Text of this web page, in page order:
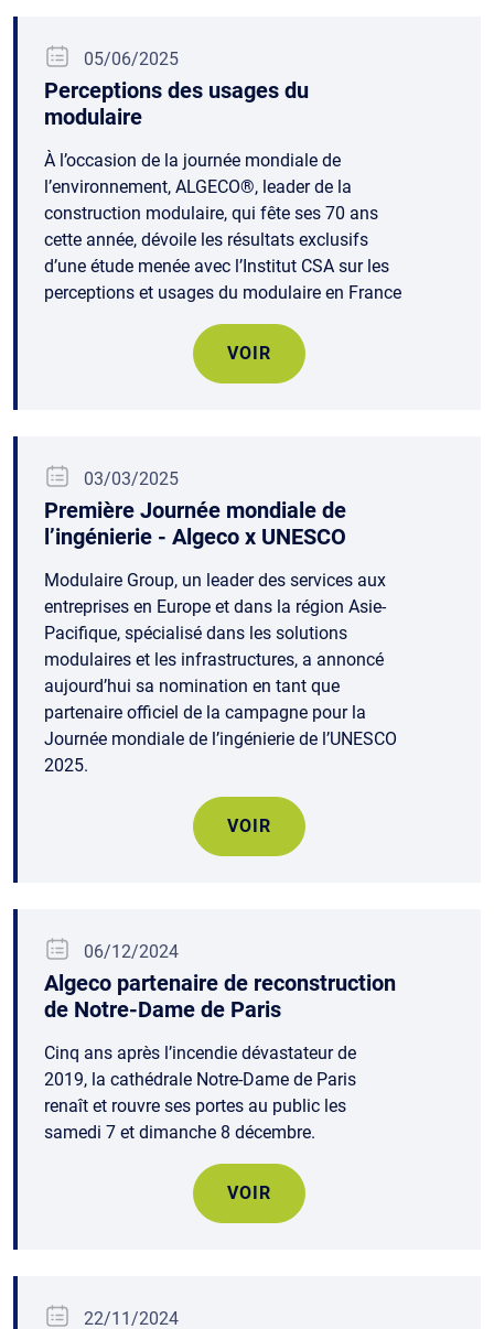
05/06/2025
Perceptions des usages du
modulaire
À l’occasion de la journée mondiale de
l’environnement, ALGECO®, leader de la
construction modulaire, qui fête ses 70 ans
cette année, dévoile les résultats exclusifs
d’une étude menée avec l’Institut CSA sur les
perceptions et usages du modulaire en France
VOIR
03/03/2025
Première Journée mondiale de
l’ingénierie - Algeco x UNESCO
Modulaire Group, un leader des services aux
entreprises en Europe et dans la région Asie-
Pacifique, spécialisé dans les solutions
modulaires et les infrastructures, a annoncé
aujourd’hui sa nomination en tant que
partenaire officiel de la campagne pour la
Journée mondiale de l’ingénierie de l’UNESCO
2025.
VOIR
06/12/2024
Algeco partenaire de reconstruction
de Notre-Dame de Paris
Cinq ans après l’incendie dévastateur de
2019, la cathédrale Notre-Dame de Paris
renaît et rouvre ses portes au public les
samedi 7 et dimanche 8 décembre.
VOIR
22/11/2024